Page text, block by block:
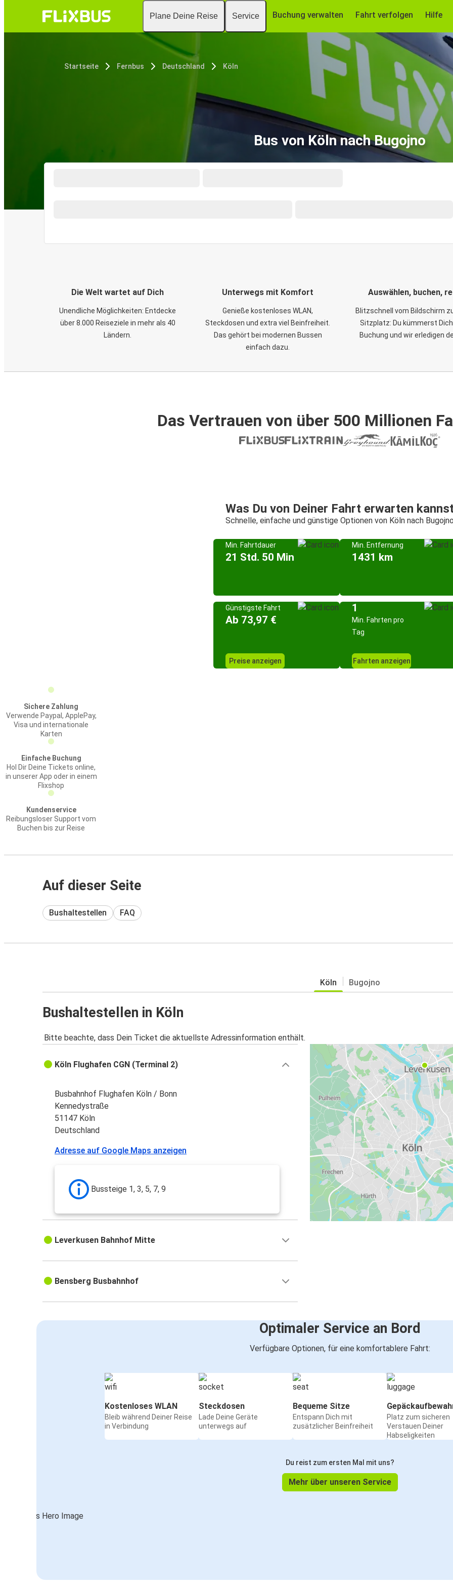
Plane Deine Reise Service Buchung verwalten Fahrt verfolgen Hilfe
Startseite Fernbus Deutschland Köln
Bus von Köln nach Bugojno
Die Welt wartet auf Dich
Unendliche Möglichkeiten: Entdecke
über 8.000 Reiseziele in mehr als 40
Ländern.
Unterwegs mit Komfort
Genieße kostenloses WLAN,
Steckdosen und extra viel Beinfreiheit.
Das gehört bei modernen Bussen
einfach dazu.
Auswählen, buchen,
Blitzschnell vom Bildschirm
Sitzplatz: Du kümmerst
Buchung und wir erledigen
Das Vertrauen von über 500 Millionen
Was Du von Deiner Fahrt erwarten
Schnelle, einfache und günstige Optionen von Köln nach
Min. Fahrtdauer
21 Std. 50 Min
Min. Entfernung
1431 km
Günstigste Fahrt
Ab 73,97 €
Preise anzeigen
1
Min. Fahrten pro
Tag
Fahrten anzeigen
Sichere Zahlung
Verwende Paypal, ApplePay,
Visa und internationale
Karten
Einfache Buchung
Hol Dir Deine Tickets online,
in unserer App oder in einem
Flixshop
Kundenservice
Reibungsloser Support vom
Buchen bis zur Reise
Auf dieser Seite
Bushaltestellen FAQ
Köln Bugojno
Bushaltestellen in Köln
Bitte beachte, dass Dein Ticket die aktuellste Adressinformation enthält.
Köln Flughafen CGN (Terminal 2)
Busbahnhof Flughafen Köln / Bonn
Kennedystraße
51147 Köln
Deutschland
Adresse auf Google Maps anzeigen
Bussteige 1, 3, 5, 7, 9
Leverkusen Bahnhof Mitte
Bensberg Busbahnhof
Optimaler Service an Bord
Verfügbare Optionen, für eine komfortablere Fahrt:
Kostenloses WLAN
Bleib während Deiner Reise
in Verbindung
Steckdosen
Lade Deine Geräte
unterwegs auf
Bequeme Sitze
Entspann Dich mit
zusätzlicher Beinfreiheit
Platz zum sicheren
Verstauen Deiner
Habseligkeiten
Du reist zum ersten Mal mit uns?
Mehr über unseren Service